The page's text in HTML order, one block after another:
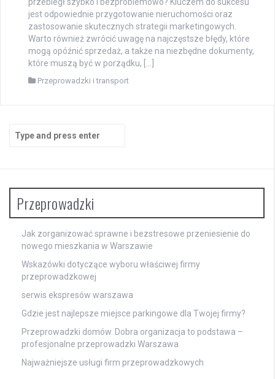
jest odpowiednie przygotowanie nieruchomości oraz
zastosowanie skutecznych strategii marketingowych.
Warto również zwrócić uwagę na najczęstsze błędy, które
mogą opóźnić sprzedaż, a także na niezbędne dokumenty,
które muszą być w porządku, […]
Przeprowadzki i transport
for:
Przeprowadzki
Jak zorganizować sprawne i bezstresowe przeniesienie do
nowego mieszkania w Warszawie
Wskazówki dotyczące wyboru właściwej firmy
przeprowadzkowej
serwis ekspresów warszawa
Gdzie jest najlepsze miejsce parkingowe dla Twojej firmy?
Przeprowadzki domów. Dobra organizacja to podstawa –
profesjonalne przeprowadzki Warszawa
Najważniejsze usługi firm przeprowadzkowych